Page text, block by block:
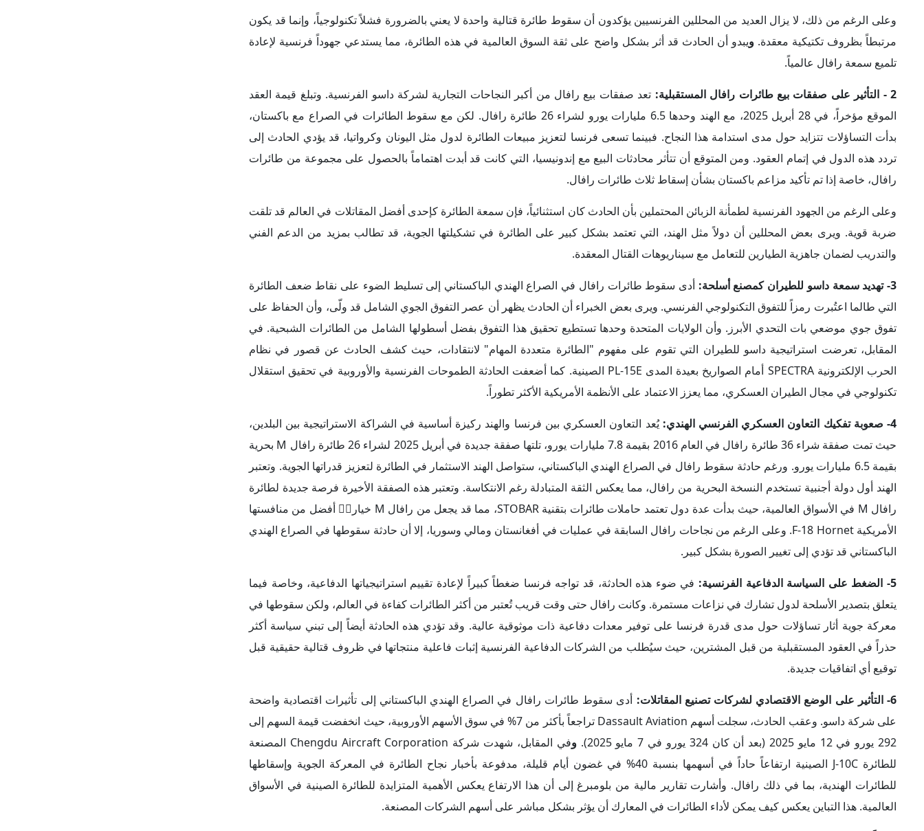
وعلى الرغم من ذلك، لا يزال العديد من المحللين الفرنسيين يؤكدون أن سقوط طائرة قتالية واحدة لا يعني بالضرورة فشلاً تكنولوجياً، وإنما قد يكون
مرتبطاً بظروف تكتيكية معقدة. ويبدو أن الحادث قد أثر بشكل واضح على ثقة السوق العالمية في هذه الطائرة، مما يستدعي جهوداً فرنسية لإعادة
تلميع سمعة رافال عالمياً.
2 - التأثير على صفقات بيع طائرات رافال المستقبلية:
تعد صفقات بيع رافال من أكبر النجاحات التجارية لشركة داسو الفرنسية. وتبلغ قيمة العقد
الموقع مؤخراً، في 28 أبريل 2025، مع الهند وحدها 6.5 مليارات يورو لشراء 26 طائرة رافال. لكن مع سقوط الطائرات في الصراع مع باكستان،
بدأت التساؤلات تتزايد حول مدى استدامة هذا النجاح. فبينما تسعى فرنسا لتعزيز مبيعات الطائرة لدول مثل اليونان وكرواتيا، قد يؤدي الحادث إلى
تردد هذه الدول في إتمام العقود. ومن المتوقع أن تتأثر محادثات البيع مع إندونيسيا، التي كانت قد أبدت اهتماماً بالحصول على مجموعة من طائرات
رافال، خاصة إذا تم تأكيد مزاعم باكستان بشأن إسقاط ثلاث طائرات رافال.
وعلى الرغم من الجهود الفرنسية لطمأنة الزبائن المحتملين بأن الحادث كان استثنائياً، فإن سمعة الطائرة كإحدى أفضل المقاتلات في العالم قد تلقت
ضربة قوية. ويرى بعض المحللين أن دولاً مثل الهند، التي تعتمد بشكل كبير على الطائرة في تشكيلتها الجوية، قد تطالب بمزيد من الدعم الفني
والتدريب لضمان جاهزية الطيارين للتعامل مع سيناريوهات القتال المعقدة.
3- تهديد سمعة داسو للطيران كمصنع أسلحة:
أدى سقوط طائرات رافال في الصراع الهندي الباكستاني إلى تسليط الضوء على نقاط ضعف الطائرة
التي طالما اعتُبرت رمزاً للتفوق التكنولوجي الفرنسي. ويرى بعض الخبراء أن الحادث يظهر أن عصر التفوق الجوي الشامل قد ولّى، وأن الحفاظ على
تفوق جوي موضعي بات التحدي الأبرز. وأن الولايات المتحدة وحدها تستطيع تحقيق هذا التفوق بفضل أسطولها الشامل من الطائرات الشبحية. في
المقابل، تعرضت استراتيجية داسو للطيران التي تقوم على مفهوم "الطائرة متعددة المهام" لانتقادات، حيث كشف الحادث عن قصور في نظام
الحرب الإلكترونية SPECTRA أمام الصواريخ بعيدة المدى PL-15E الصينية. كما أضعفت الحادثة الطموحات الفرنسية والأوروبية في تحقيق استقلال
تكنولوجي في مجال الطيران العسكري، مما يعزز الاعتماد على الأنظمة الأمريكية الأكثر تطوراً.
4- صعوبة تفكيك التعاون العسكري الفرنسي الهندي:
يُعد التعاون العسكري بين فرنسا والهند ركيزة أساسية في الشراكة الاستراتيجية بين البلدين،
حيث تمت صفقة شراء 36 طائرة رافال في العام 2016 بقيمة 7.8 مليارات يورو، تلتها صفقة جديدة في أبريل 2025 لشراء 26 طائرة رافال M بحرية
بقيمة 6.5 مليارات يورو. ورغم حادثة سقوط رافال في الصراع الهندي الباكستاني، ستواصل الهند الاستثمار في الطائرة لتعزيز قدراتها الجوية. وتعتبر
الهند أول دولة أجنبية تستخدم النسخة البحرية من رافال، مما يعكس الثقة المتبادلة رغم الانتكاسة. وتعتبر هذه الصفقة الأخيرة فرصة جديدة لطائرة
رافال M في الأسواق العالمية، حيث بدأت عدة دول تعتمد حاملات طائرات بتقنية STOBAR، مما قد يجعل من رافال M خياراࣧ أفضل من منافستها
الأمريكية F-18 Hornet. وعلى الرغم من نجاحات رافال السابقة في عمليات في أفغانستان ومالي وسوريا، إلا أن حادثة سقوطها في الصراع الهندي
الباكستاني قد تؤدي إلى تغيير الصورة بشكل كبير.
5- الضغط على السياسة الدفاعية الفرنسية:
في ضوء هذه الحادثة، قد تواجه فرنسا ضغطاً كبيراً لإعادة تقييم استراتيجياتها الدفاعية، وخاصة فيما
يتعلق بتصدير الأسلحة لدول تشارك في نزاعات مستمرة. وكانت رافال حتى وقت قريب تُعتبر من أكثر الطائرات كفاءة في العالم، ولكن سقوطها في
معركة جوية أثار تساؤلات حول مدى قدرة فرنسا على توفير معدات دفاعية ذات موثوقية عالية. وقد تؤدي هذه الحادثة أيضاً إلى تبني سياسة أكثر
حذراً في العقود المستقبلية من قبل المشترين، حيث سيُطلب من الشركات الدفاعية الفرنسية إثبات فاعلية منتجاتها في ظروف قتالية حقيقية قبل
توقيع أي اتفاقيات جديدة.
6- التأثير على الوضع الاقتصادي لشركات تصنيع المقاتلات:
أدى سقوط طائرات رافال في الصراع الهندي الباكستاني إلى تأثيرات اقتصادية واضحة
على شركة داسو. وعقب الحادث، سجلت أسهم Dassault Aviation تراجعاً بأكثر من 7% في سوق الأسهم الأوروبية، حيث انخفضت قيمة السهم إلى
292 يورو في 12 مايو 2025 (بعد أن كان 324 يورو في 7 مايو 2025).
و
في المقابل، شهدت شركة Chengdu Aircraft Corporation المصنعة
للطائرة J-10C الصينية ارتفاعاً حاداً في أسهمها بنسبة 40% في غضون أيام قليلة، مدفوعة بأخبار نجاح الطائرة في المعركة الجوية وإسقاطها
للطائرات الهندية، بما في ذلك رافال. وأشارت تقارير مالية من بلومبرغ إلى أن هذا الارتفاع يعكس الأهمية المتزايدة للطائرة الصينية في الأسواق
العالمية. هذا التباين يعكس كيف يمكن لأداء الطائرات في المعارك أن يؤثر بشكل مباشر على أسهم الشركات المصنعة.